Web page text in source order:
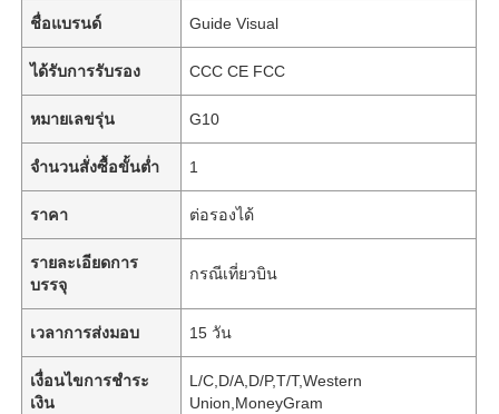
ชื่อแบรนด์ Guide Visual
ได้รับการรับรอง CCC CE FCC
หมายเลขรุ่น G10
จำนวนสั่งซื้อขั้นต่ำ 1
ราคา ต่อรองได้
รายละเอียดการ
บรรจุ
กรณีเที่ยวบิน
เวลาการส่งมอบ 15 วัน
เงื่อนไขการชำระ
เงิน
L/C,D/A,D/P,T/T,Western
Union,MoneyGram